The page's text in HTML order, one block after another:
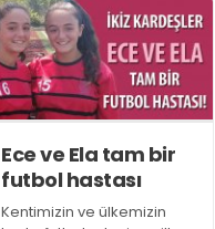
Direktörü Ufuk Öğütveren
bir araya geldi.
Ece ve Ela tam bir
futbol hastası
Kentimizin ve ülkemizin